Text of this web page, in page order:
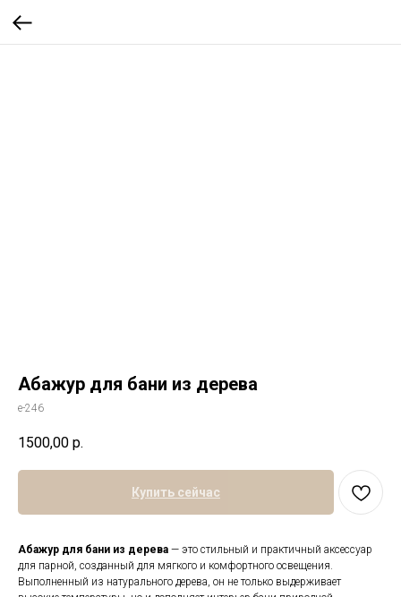
Абажур для бани из дерева
е-246
1500,00 р.
Купить сейчас
Абажур для бани из дерева — это стильный и практичный аксессуар
для парной, созданный для мягкого и комфортного освещения.
Выполненный из натурального дерева, он не только выдерживает